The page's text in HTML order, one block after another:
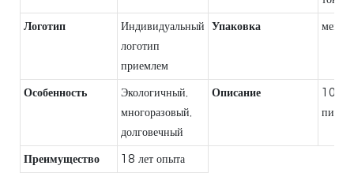
Логотип
Индивидуальный
логотип
приемлем
Упаковка
Особенность
Экологичный,
многоразовый,
долговечный
Описание
100%
Преимущество 18 лет опыта